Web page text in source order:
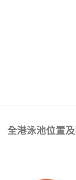
全港泳池位置